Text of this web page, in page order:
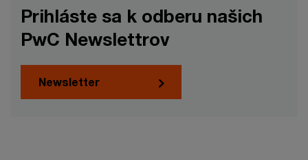
Prihláste sa k odberu našich
PwC Newslettrov
Newsletter